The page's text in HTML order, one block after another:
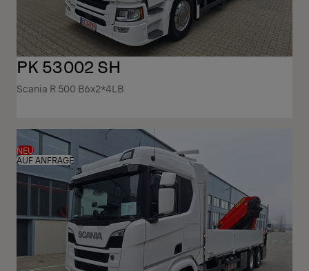
PK 53002 SH
Scania R 500 B6x2*4LB
NEU
AUF ANFRAGE